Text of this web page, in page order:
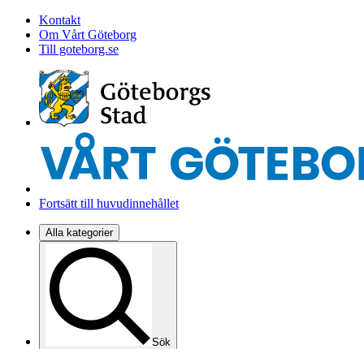
Kontakt
Om Vårt Göteborg
Till goteborg.se
Fortsätt till huvudinnehållet
Alla kategorier
Sök